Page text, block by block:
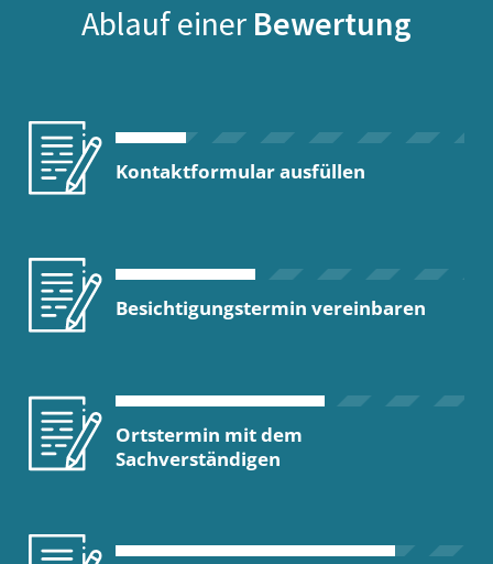
Ablauf einer Bewertung
Kontaktformular ausfüllen
Besichtigungstermin vereinbaren
Ortstermin mit dem
Sachverständigen